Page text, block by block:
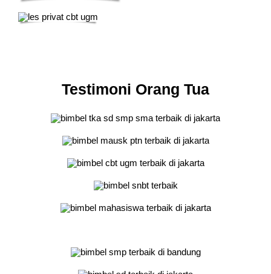
Testimoni Orang Tua